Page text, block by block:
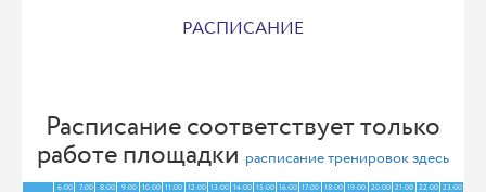
РАСПИСАНИЕ
Расписание соответствует только
работе площадки расписание тренировок здесь
6:00 7:00
8:00
9:00 10:00 11:00 12:00 13:00 14:00 15:00 16:00 17:00 18:00 19:00 20:00 21:00 22:00 23:00